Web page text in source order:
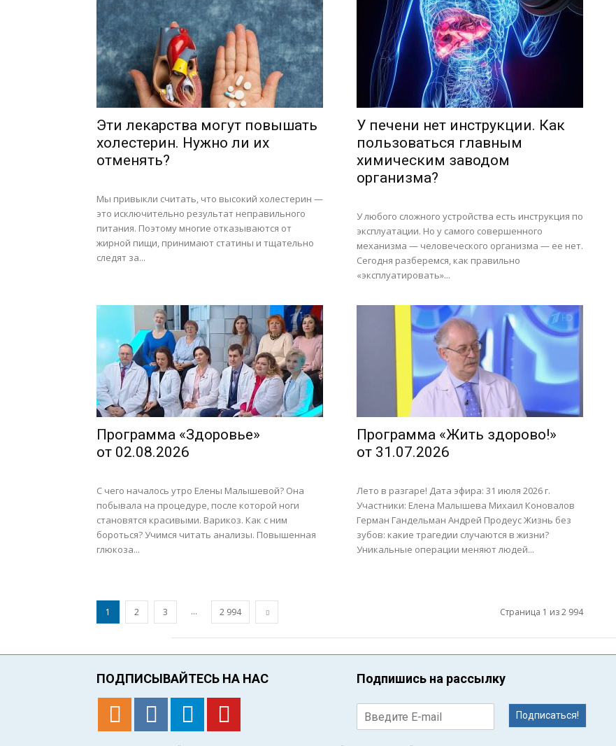
Эти лекарства могут повышать
холестерин. Нужно ли их
отменять?
Мы привыкли считать, что высокий холестерин —
это исключительно результат неправильного
питания. Поэтому многие отказываются от
жирной пищи, принимают статины и тщательно
следят за...
У печени нет инструкции. Как
пользоваться главным
химическим заводом
организма?
У любого сложного устройства есть инструкция по
эксплуатации. Но у самого совершенного
механизма — человеческого организма — ее нет.
Сегодня разберемся, как правильно
«эксплуатировать»...
Программа «Здоровье»
от 02.08.2026
С чего началось утро Елены Малышевой? Она
побывала на процедуре, после которой ноги
становятся красивыми. Варикоз. Как с ним
бороться? Учимся читать анализы. Повышенная
глюкоза...
Программа «Жить здорово!»
от 31.07.2026
Лето в разгаре! Дата эфира: 31 июля 2026 г.
Участники: Елена Малышева Михаил Коновалов
Герман Гандельман Андрей Продеус Жизнь без
зубов: какие трагедии случаются в жизни?
Уникальные операции меняют людей...
1 2 3 ... 2 994 Страница 1 из 2 994
ПОДПИСЫВАЙТЕСЬ НА НАС Подпишись на рассылку
Подписаться!